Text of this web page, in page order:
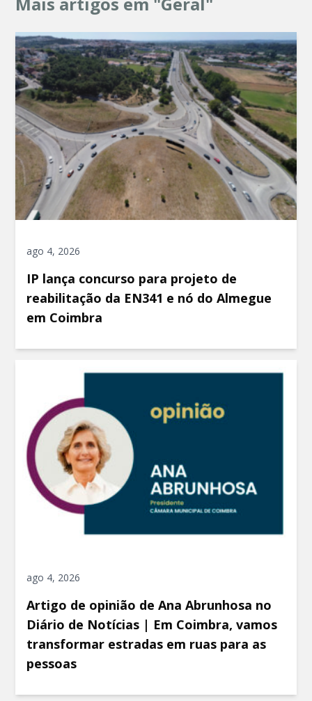
ago 4, 2026
IP lança concurso para projeto de
reabilitação da EN341 e nó do Almegue
em Coimbra
ago 4, 2026
Artigo de opinião de Ana Abrunhosa no
Diário de Notícias | Em Coimbra, vamos
transformar estradas em ruas para as
pessoas